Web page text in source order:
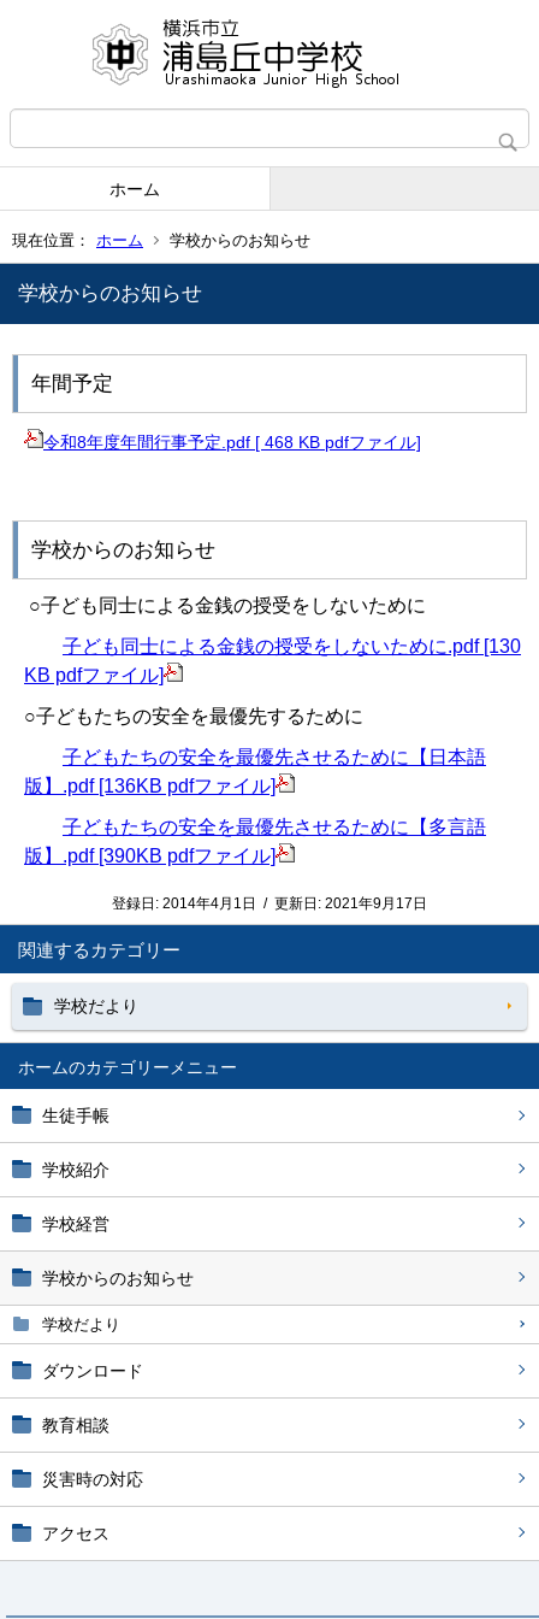
ホーム
現在位置： ホーム 学校からのお知らせ
ホーム
生徒手帳
学校紹介
学校経営
学校からのお知らせ
学校だより
ダウンロード
教育相談
災害時の対応
アクセス
学校からのお知らせ
年間予定
令和8年度年間行事予定.pdf [ 468 KB pdfファイル]
学校からのお知らせ
○子ども同士による金銭の授受をしないために
子ども同士による金銭の授受をしないために.pdf [130
KB pdfファイル]
○子どもたちの安全を最優先するために
子どもたちの安全を最優先させるために【日本語
版】.pdf [136KB pdfファイル]
子どもたちの安全を最優先させるために【多言語
版】.pdf [390KB pdfファイル]
登録日: 2014年4月1日 / 更新日: 2021年9月17日
関連するカテゴリー
学校だより